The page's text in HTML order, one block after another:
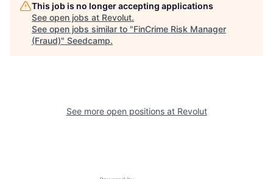
This job is no longer accepting applications
See open jobs at Revolut.
See open jobs similar to "FinCrime Risk Manager
(Fraud)" Seedcamp.
See more open positions at Revolut